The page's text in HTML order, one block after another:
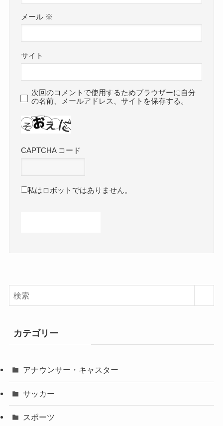
メール ※
サイト
次回のコメントで使用するためブラウザーに自分
の名前、メールアドレス、サイトを保存する。
CAPTCHA コード
私はロボットではありません。
カテゴリー
アナウンサー・キャスター
サッカー
スポーツ